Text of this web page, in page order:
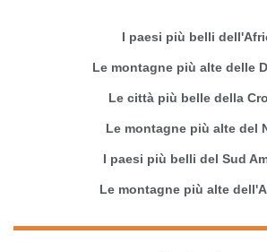
I paesi più belli
Le montagne più alte delle
Le città più belle della
Le montagne più alte del
I paesi più belli del Sud
Le montagne più alte